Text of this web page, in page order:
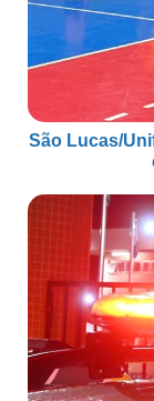
São Lucas/